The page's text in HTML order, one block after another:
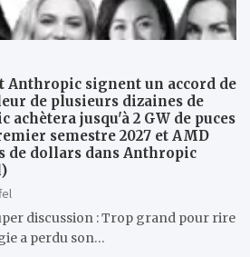
Anthropic signent un accord de
de plusieurs dizaines de
jusqu'à 2 GW de puces
semestre 2027 et AMD
de dollars dans Anthropic
discussion : Trop grand pour rire
a perdu son…